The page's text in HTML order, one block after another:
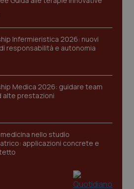
Infermieristica 2026: nuovi
responsabilità e autonomia
Medica 2026: guidare team
alte prestazioni
nello studio
applicazioni concrete e
Fornitore /Dominio
.youtube.com
CookieScript
www.quotidianosanita.it